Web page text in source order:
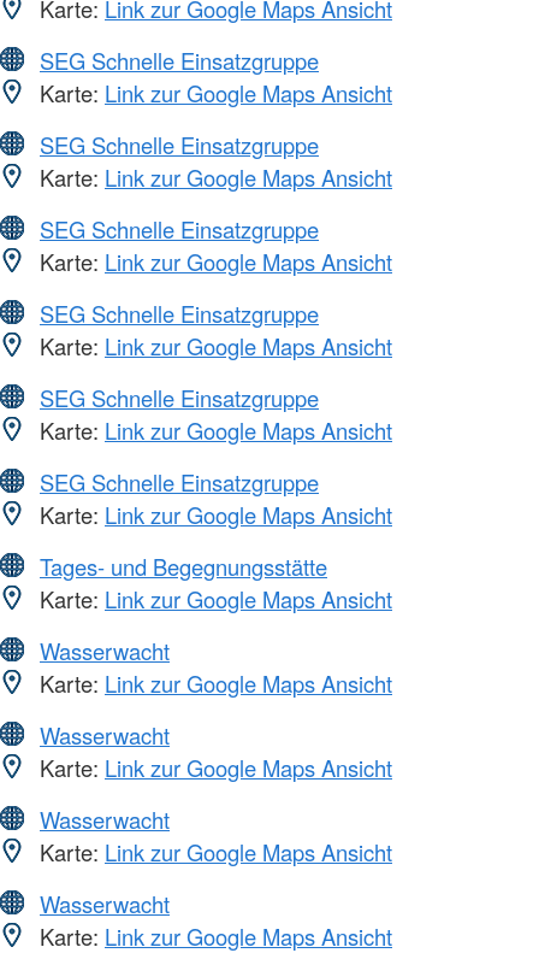
Karte: Link zur Google Maps Ansicht
SEG Schnelle Einsatzgruppe
Karte: Link zur Google Maps Ansicht
SEG Schnelle Einsatzgruppe
Karte: Link zur Google Maps Ansicht
SEG Schnelle Einsatzgruppe
Karte: Link zur Google Maps Ansicht
SEG Schnelle Einsatzgruppe
Karte: Link zur Google Maps Ansicht
SEG Schnelle Einsatzgruppe
Karte: Link zur Google Maps Ansicht
SEG Schnelle Einsatzgruppe
Karte: Link zur Google Maps Ansicht
Tages- und Begegnungsstätte
Karte: Link zur Google Maps Ansicht
Wasserwacht
Karte: Link zur Google Maps Ansicht
Wasserwacht
Karte: Link zur Google Maps Ansicht
Wasserwacht
Karte: Link zur Google Maps Ansicht
Wasserwacht
Karte: Link zur Google Maps Ansicht